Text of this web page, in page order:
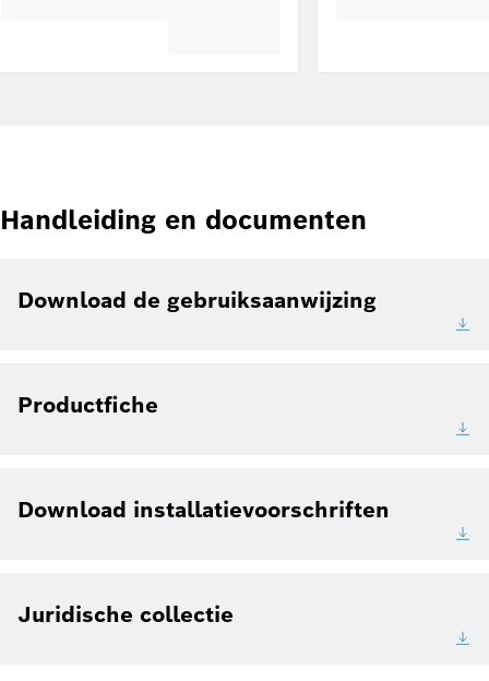
Handleiding en documenten
Download de gebruiksaanwijzing
Productfiche
Download installatievoorschriften
Juridische collectie